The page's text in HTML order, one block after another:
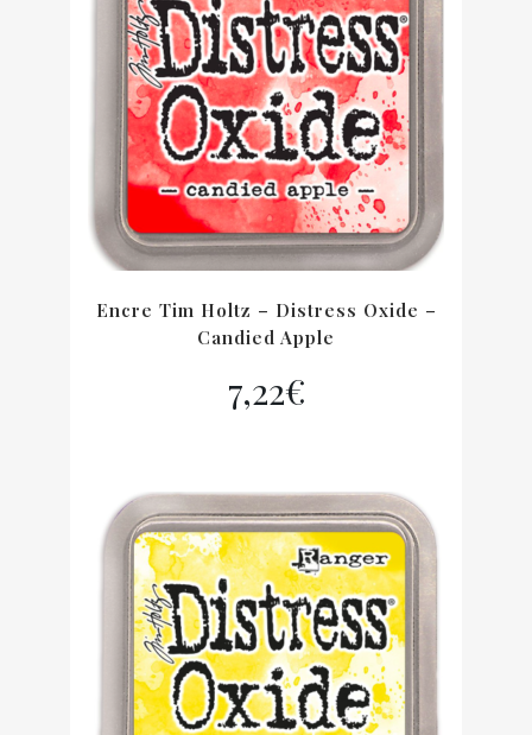
Encre Tim Holtz – Distress Oxide –
Candied Apple
7,22€